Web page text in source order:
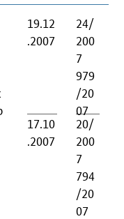
19.12
.2007
17.10
.2007
24/
200
7
979
/20
07
20/
200
7
794
/20
07